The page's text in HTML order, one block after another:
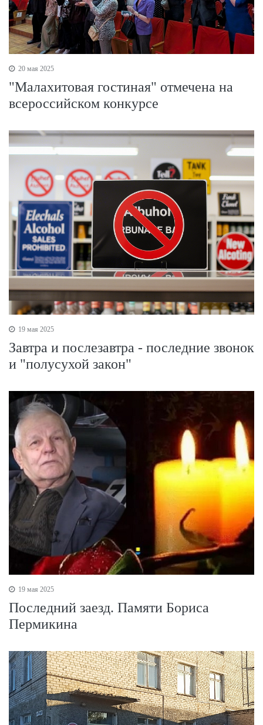
20 мая 2025
"Малахитовая гостиная" отмечена на
всероссийском конкурсе
19 мая 2025
Завтра и послезавтра - последние звонок
и "полусухой закон"
19 мая 2025
Последний заезд. Памяти Бориса
Пермикина